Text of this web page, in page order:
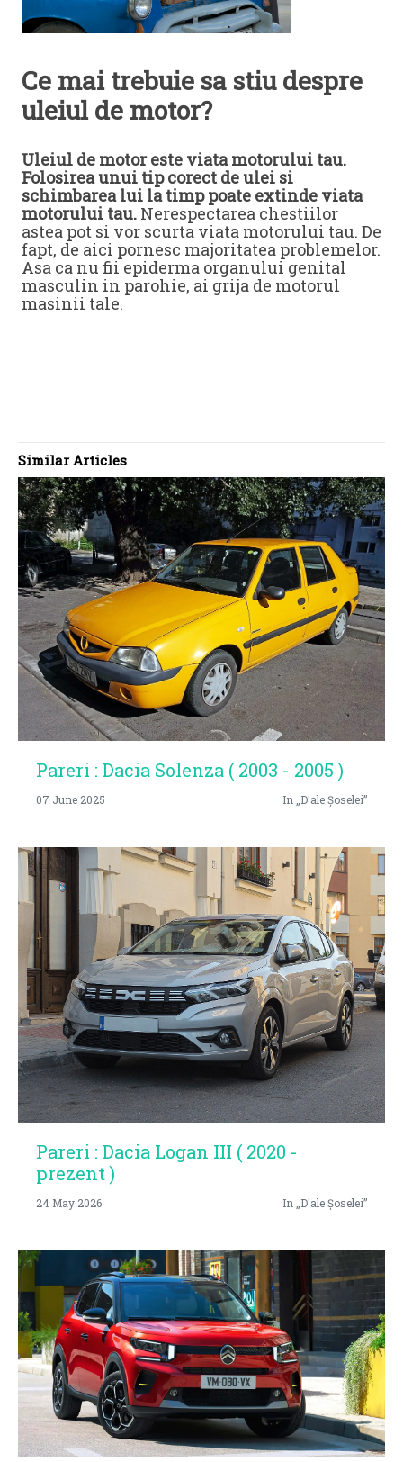
Ce mai trebuie sa stiu despre
uleiul de motor?
Uleiul de motor este viata motorului tau.
Folosirea unui tip corect de ulei si
schimbarea lui la timp poate extinde viata
motorului tau. Nerespectarea chestiilor
astea pot si vor scurta viata motorului tau. De
fapt, de aici pornesc majoritatea problemelor.
Asa ca nu fii epiderma organului genital
masculin in parohie, ai grija de motorul
masinii tale.
Similar Articles
Pareri : Dacia Solenza ( 2003 - 2005 )
07 June 2025 In „D'ale Șoselei”
Pareri : Dacia Logan III ( 2020 -
prezent )
24 May 2026 In „D'ale Șoselei”